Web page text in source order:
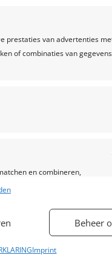
prestaties van advertenties
of combinaties van
en combineren,
op basis van automatisch
en detecteren en
en tonen.
Beheer
Imprint